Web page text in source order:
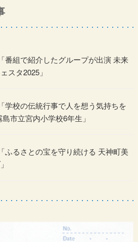
番組で紹介したグループが出演 未来
スタ2025」
学校の伝統行事で人を想う気持ちを
市立宮内小学校6年生」
ふるさとの宝を守り続ける 天神町美